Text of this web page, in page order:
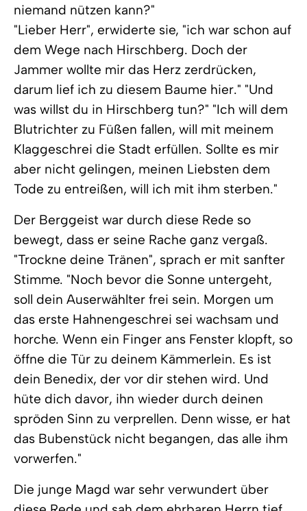
niemand nützen kann?"
"Lieber Herr", erwiderte sie, "ich war schon auf
dem Wege nach Hirschberg. Doch der
Jammer wollte mir das Herz zerdrücken,
darum lief ich zu diesem Baume hier." "Und
was willst du in Hirschberg tun?" "Ich will dem
Blutrichter zu Füßen fallen, will mit meinem
Klaggeschrei die Stadt erfüllen. Sollte es mir
aber nicht gelingen, meinen Liebsten dem
Tode zu entreißen, will ich mit ihm sterben."
Der Berggeist war durch diese Rede so
bewegt, dass er seine Rache ganz vergaß.
"Trockne deine Tränen", sprach er mit sanfter
Stimme. "Noch bevor die Sonne untergeht,
soll dein Auserwählter frei sein. Morgen um
das erste Hahnengeschrei sei wachsam und
horche. Wenn ein Finger ans Fenster klopft, so
öffne die Tür zu deinem Kämmerlein. Es ist
dein Benedix, der vor dir stehen wird. Und
hüte dich davor, ihn wieder durch deinen
spröden Sinn zu verprellen. Denn wisse, er hat
das Bubenstück nicht begangen, das alle ihm
vorwerfen."
Die junge Magd war sehr verwundert über